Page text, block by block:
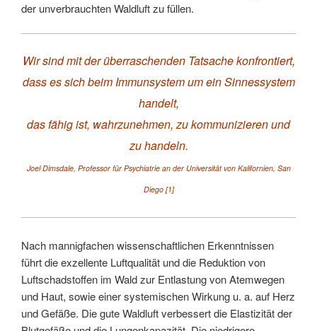
der unverbrauchten Waldluft zu füllen.
Wir sind mit der überraschenden Tatsache konfrontiert,
dass es sich beim Immunsystem um ein Sinnessystem
handelt,
das fähig ist, wahrzunehmen, zu kommunizieren und
zu handeln.
Joel Dimsdale, Professor für Psychiatrie an der Universität von Kalifornien, San
Diego [1]
Nach mannigfachen wissenschaftlichen Erkenntnissen
führt die exzellente Luftqualität und die Reduktion von
Luftschadstoffen im Wald zur Entlastung von Atemwegen
und Haut, sowie einer systemischen Wirkung u. a. auf Herz
und Gefäße. Die gute Waldluft verbessert die Elastizität der